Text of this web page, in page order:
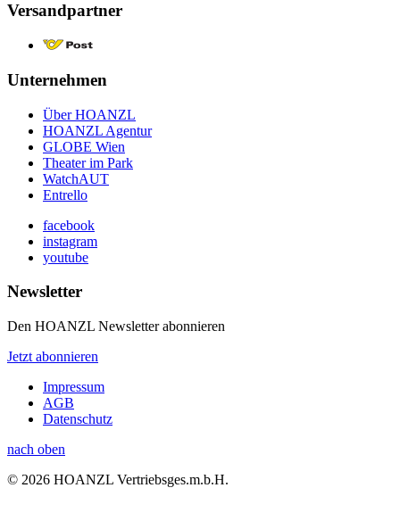
Versandpartner
Unternehmen
Über HOANZL
HOANZL Agentur
GLOBE Wien
Theater im Park
WatchAUT
Entrello
facebook
instagram
youtube
Newsletter
Den HOANZL Newsletter abonnieren
Jetzt abonnieren
Impressum
AGB
Datenschutz
nach oben
© 2026 HOANZL Vertriebsges.m.b.H.